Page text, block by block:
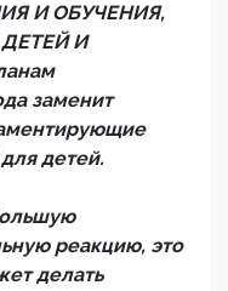
И ОБУЧЕНИЯ,
И
заменит
детей.
реакцию, это
делать